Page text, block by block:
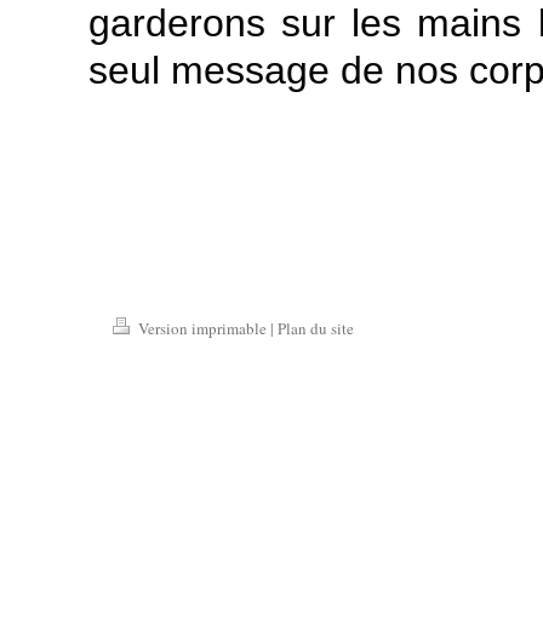
garderons sur les mains
seul message de nos
Version imprimable | Plan du site